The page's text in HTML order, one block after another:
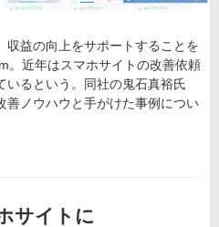
収益の向上をサポートすることを
。近年はスマホサイトの改善依頼
いるという。同社の鬼石真裕氏
善ノウハウと手がけた事例につい
サイトに